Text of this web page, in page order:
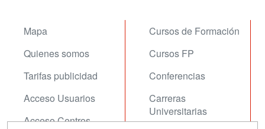
Mapa
Quienes somos
Tarifas publicidad
Acceso Usuarios
Acceso Centros
Cursos de Formación
Cursos FP
Conferencias
Carreras
Universitarias